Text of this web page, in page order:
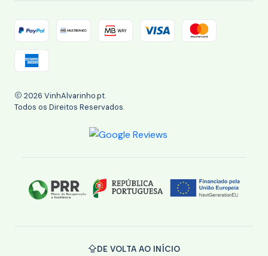
2026 VinhAlvarinho.pt.
Todos os Direitos Reservados.
DE VOLTA AO INÍCIO